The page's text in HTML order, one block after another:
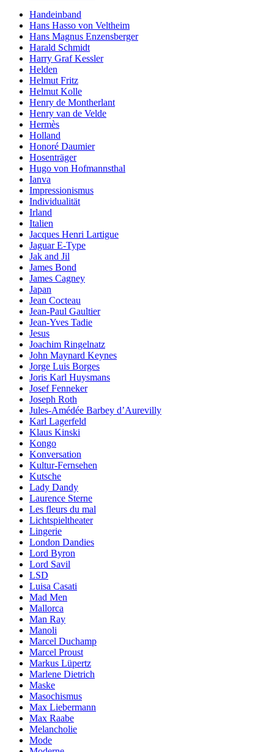
Handeinband
Hans Hasso von Veltheim
Hans Magnus Enzensberger
Harald Schmidt
Harry Graf Kessler
Helden
Helmut Fritz
Helmut Kolle
Henry de Montherlant
Henry van de Velde
Hermès
Holland
Honoré Daumier
Hosenträger
Hugo von Hofmannsthal
Ianva
Impressionismus
Individualität
Irland
Italien
Jacques Henri Lartigue
Jaguar E-Type
Jak and Jil
James Bond
James Cagney
Japan
Jean Cocteau
Jean-Paul Gaultier
Jean-Yves Tadie
Jesus
Joachim Ringelnatz
John Maynard Keynes
Jorge Luis Borges
Joris Karl Huysmans
Josef Fenneker
Joseph Roth
Jules-Amédée Barbey d’Aurevilly
Karl Lagerfeld
Klaus Kinski
Kongo
Konversation
Kultur-Fernsehen
Kutsche
Lady Dandy
Laurence Sterne
Les fleurs du mal
Lichtspieltheater
Lingerie
London Dandies
Lord Byron
Lord Savil
LSD
Luisa Casati
Mad Men
Mallorca
Man Ray
Manoli
Marcel Duchamp
Marcel Proust
Markus Lüpertz
Marlene Dietrich
Maske
Masochismus
Max Liebermann
Max Raabe
Melancholie
Mode